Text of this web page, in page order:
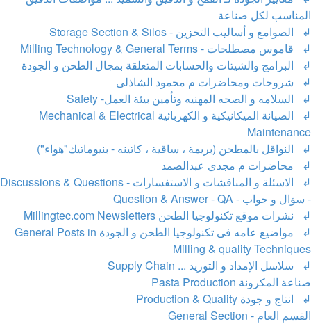
المناسب لكل صناعة
↲ الصوامع و أساليب التخزين - Storage Section & Silos
↲ قاموس مصطلحات - Milling Technology & General Terms
↲ البرامج والشيتات والحسابات المتعلقة بمجال الطحن و الجودة
↲ شروحات ومحاضرات م محمود الشاذلى
↲ السلامه و الصحه المهنيه وتأمين بيئة العمل- Safety
↲ الصيانة الميكانيكية و الكهربائية Mechanical & Electrical
Maintenance
↲ النواقل بالمطحن (بريمة ، ساقية ، كاتينه - بنيوماتيك"هواء")
↲ محاضرات م مجدى عبدالصمد
↲ الاسئلة و المناقشات و الاستفسارات - Discussions & Questions
- سؤال و جواب - Question & Answer - QA
↲ نشرات موقع تكنولوجيا الطحن Millingtec.com Newsletters
↲ مواضيع عامه فى تكنولوجيا الطحن و الجودة General Posts in
Milling & quality Techniques
↲ سلاسل الإمداد و التوريد ... Supply Chain
صناعة المكرونة Pasta Production
↲ انتاج و جودة Production & Quality
القسم العام - General Section